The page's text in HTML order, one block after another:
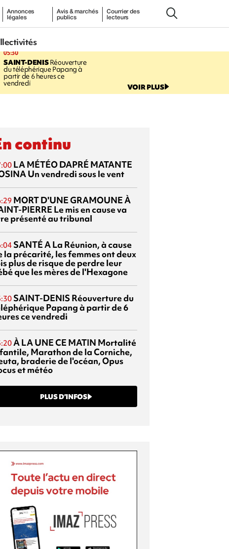
Annonces
légales
Avis & marchés
publics
Courrier des
lecteurs
05:30
SAINT-DENISRéouverture
du téléphérique Papang à
partir de 6 heures ce
vendredi VOIR PLUS
continu
LA MÉTÉO DAPRÉ MATANTE
Un vendredi sous le vent
MORT D'UNE GRAMOUNE À
PIERRE Le mis en cause va
présenté au tribunal
SANTÉA La Réunion, à cause
la précarité, les femmes ont deux
plus de risque de perdre leur
que les mères de l'Hexagone
SAINT-DENIS Réouverture du
Papang à partir de 6
ce vendredi
À LA UNE CE MATIN Mortalité
Marathon de la Corniche,
braderie de l'océan, Opus
et météo
PLUS D’INFOS